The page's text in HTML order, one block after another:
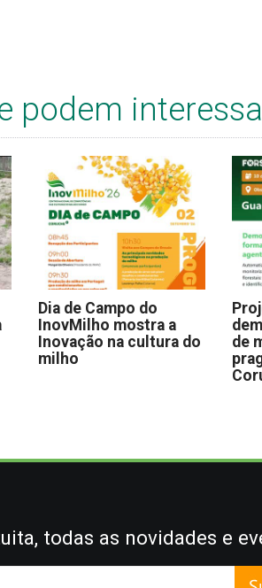
podem
Dia de Campo do
InovMilho mostra a
Inovação na cultura do
milho
de
todas as novidades e